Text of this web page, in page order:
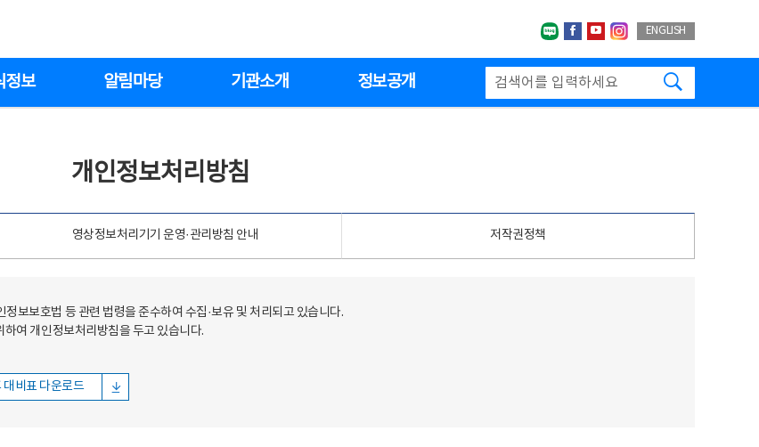
네이버블로그
페이스북
유투브인스타그랩
ENGLISH
정보 알림마당 기관소개 정보공개
개인정보처리방침
영상정보처리기기 운영·관리방침 안내 저작권정책
보보호법 등 관련 법령을 준수하여 수집·보유 및 처리되고 있습니다.
여 개인정보처리방침을 두고 있습니다.
대비표 다운로드